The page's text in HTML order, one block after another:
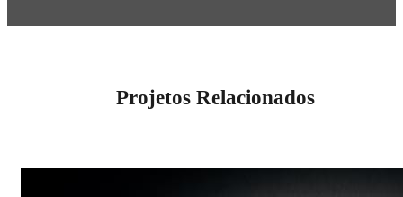
Projetos Relacionados